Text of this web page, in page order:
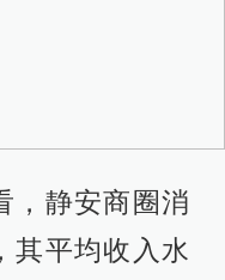
，静安商圈消
其平均收入水